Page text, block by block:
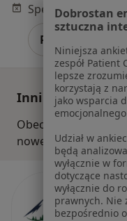
Poproś o wizytę
Inni specjaliści w
Obecnie nie ma
nowe oferty.
Dobrostan
sztuczna
Niniejsza
zespół Patient
lepsze
korzystają z
jako wsparcia
Udział w
będą
wyłącznie w
dotyczące
wyłącznie do
prawnych. Nie
bezpośrednio